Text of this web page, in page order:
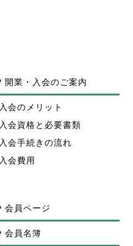
開業・入会のご案内
入会のメリット
入会資格と必要書類
入会手続きの流れ
入会費用
会員ページ
会員名簿